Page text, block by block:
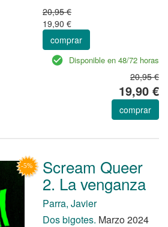
20,95 €
19,90 €
comprar
Disponible en 48/72 horas
20,95 €
19,90 €
comprar
Scream Queer
2. La venganza
Parra, Javier
Dos bigotes. Marzo 2024